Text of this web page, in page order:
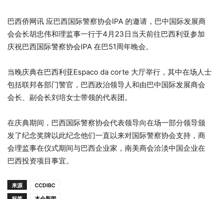
巴西侨网讯 应巴西国际警察协会IPA 的邀请，巴中国际发展商
会会长胡忠伟和理监事一行于4月23日当天前往巴西利亚参加
庆祝巴西国际警察协会IPA 在巴51周年晚会。
当晚庆典在巴西利亚Espaco da corte 大厅举行，其中在场人士
包括联邦各部门警官，巴西政治领导人和由巴中国际发展商会
会长、副会长刘培女士带领的代表团。
在庆典期间，巴西国际警察协会代表领导向在场一部分领导颁
发了纪念奖牌以此纪念他们一直以来对国际警察协会支持，商
会理监事在仪式期间与巴西企业家，南美商会洽淡中国企业在
巴西投资项目事宜。
来源
CCDIBC